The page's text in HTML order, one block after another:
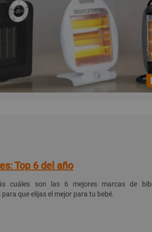
Top 6 del año
cuáles son las 6 mejores marcas de
que elijas el mejor para tu bebé.